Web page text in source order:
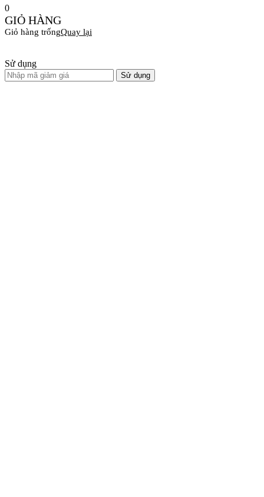
0
GIỎ HÀNG
Giỏ hàng trốngQuay lại
Sử dụng
Sử dụng